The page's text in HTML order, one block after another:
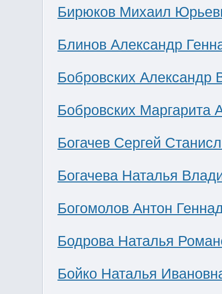
Бирюков Михаил
Блинов Александр
Бобровских Александр
Бобровских Маргарита
Богачев Сергей
Богачева Наталья
Богомолов Антон
Бодрова Наталья
Бойко Наталья